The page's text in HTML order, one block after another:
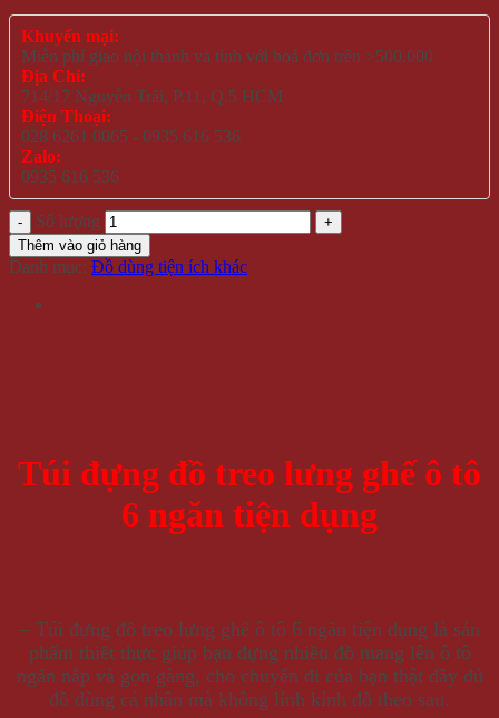
Khuyến mại:
Miễn phí giao nội thành và tỉnh với hoá đơn trên >500.000
Địa Chỉ:
714/17 Nguyễn Trãi, P.11, Q.5 HCM
Điện Thoại:
028 6261 0065 - 0935 616 536
Zalo:
0935 616 536
Số lượng
Thêm vào giỏ hàng
Danh mục: Đồ dùng tiện ích khác
Túi đựng đồ treo lưng ghế ô tô
6 ngăn tiện dụng
– Túi đựng đồ treo lưng ghế ô tô 6 ngăn tiện dụng là sản
phẩm thiết thực giúp bạn đựng nhiều đồ mang lên ô tô
ngăn nắp và gọn gàng, cho chuyến đi của bạn thật đầy đủ
đồ dùng cá nhân mà không lỉnh kỉnh đồ theo sau.